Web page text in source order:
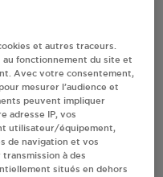
LES MONTAGNE,
Antargaz
LES
et autres traceurs.
fonctionnement du site et
Avec votre consentement,
mesurer l’audience et
peuvent impliquer
adresse IP, vos
utilisateur/équipement,
de navigation et vos
à des
situés en dehors